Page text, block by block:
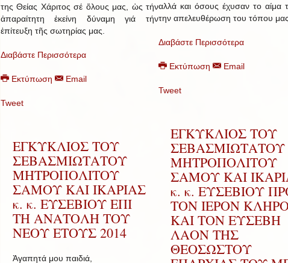
της Θείας Χάριτος σέ ὅλους μας, ὡς τήν
ἀπαραίτητη ἐκείνη δύναμη γιά τήν
ἐπίτευξη τῆς σωτηρίας μας.
Διαβάστε Περισσότερα
Εκτύπωση Email
Tweet
ΕΓΚΥΚΛΙΟΣ ΤΟΥ
ΣΕΒΑΣΜΙΩΤΑΤΟΥ
ΜΗΤΡΟΠΟΛΙΤΟΥ
ΣΑΜΟΥ ΚΑΙ ΙΚΑΡΙΑΣ
κ. κ. ΕΥΣΕΒΙΟΥ ΕΠΙ
ΤΗ ΑΝΑΤΟΛΗ ΤΟΥ
ΝΕΟΥ ΕΤΟΥΣ 2014
Ἀγαπητά μου παιδιά,
αλλά και όσους έχυσαν το αίμα
την απελευθέρωση του τόπου μας.
Διαβάστε Περισσότερα
Εκτύπωση Email
Tweet
ΕΓΚΥΚΛΙΟΣ ΤΟΥ
ΣΕΒΑΣΜΙΩΤΑΤΟΥ
ΜΗΤΡΟΠΟΛΙΤΟΥ
ΣΑΜΟΥ ΚΑΙ
κ. κ. ΕΥΣΕΒΙΟΥ
ΤΟΝ ΙΕΡΟΝ
ΚΑΙ ΤΟΝ ΕΥΣΕΒΗ
ΛΑΟΝ ΤΗΣ
ΘΕΟΣΩΣΤΟΥ